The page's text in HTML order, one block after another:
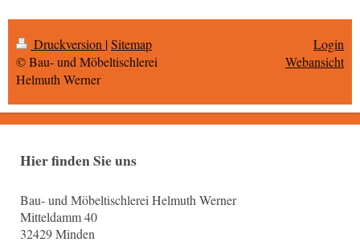
Druckversion |Sitemap
© Bau- und Möbeltischlerei
Helmuth Werner
Login
Webansicht
Hier finden Sie uns
Bau- und Möbeltischlerei Helmuth Werner
Mitteldamm 40
32429 Minden